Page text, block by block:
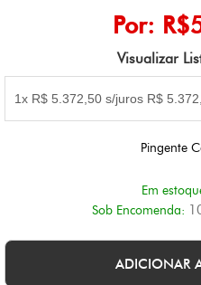
Por:
Visualizar
Pingente
Em
Sob Encomenda: